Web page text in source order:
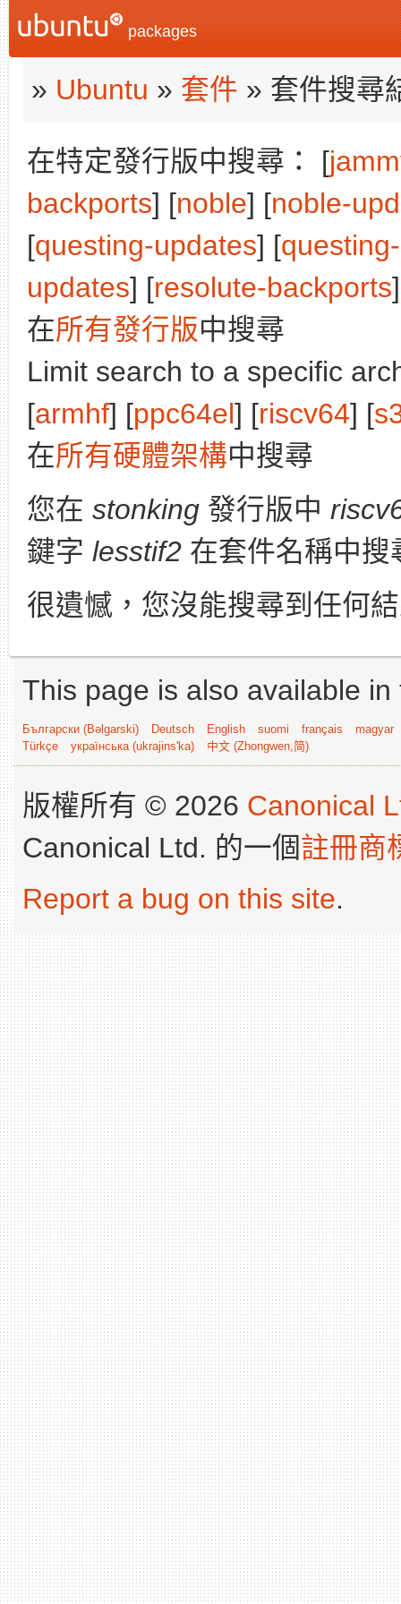
packages
» Ubuntu » 套件 » 套件搜尋
在特定發行版中搜尋： [
backports] [noble] [noble-
[questing-updates] [
updates] [resolute-backports
在所有發行版中搜尋
Limit search to a specific
[armhf] [ppc64el] [riscv64] [
在所有硬體架構中搜尋
您在 stonking 發行版中
鍵字 lesstif2 在套件名稱中搜
很遺憾，您沒能搜尋到任何
This page is also available
Български (Bəlgarski) Deutsch English suomi français
magyar
Türkçe
українська (ukrajins'ka) 中文 (Zhongwen,简)
版權所有 © 2026 Canonical
Canonical Ltd. 的一個註冊商
Report a bug on this site.